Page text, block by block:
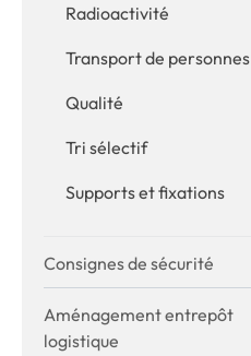
Radioactivité
Transport de personnes
Qualité
Tri sélectif
Supports et fixations
Consignes de sécurité
Aménagement entrepôt
logistique